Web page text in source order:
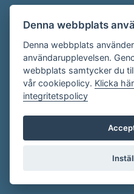
Evenemangskalendern
Destination Gotland på
Har du frågor om
evenemang@visitgotland.se
Cookies
Villkor
Skapa konto
Denna webbplats
Denna webbplats
användarupplevelsen.
webbplats samtycker du
vår cookiepolicy. Klicka
integritetspolicy